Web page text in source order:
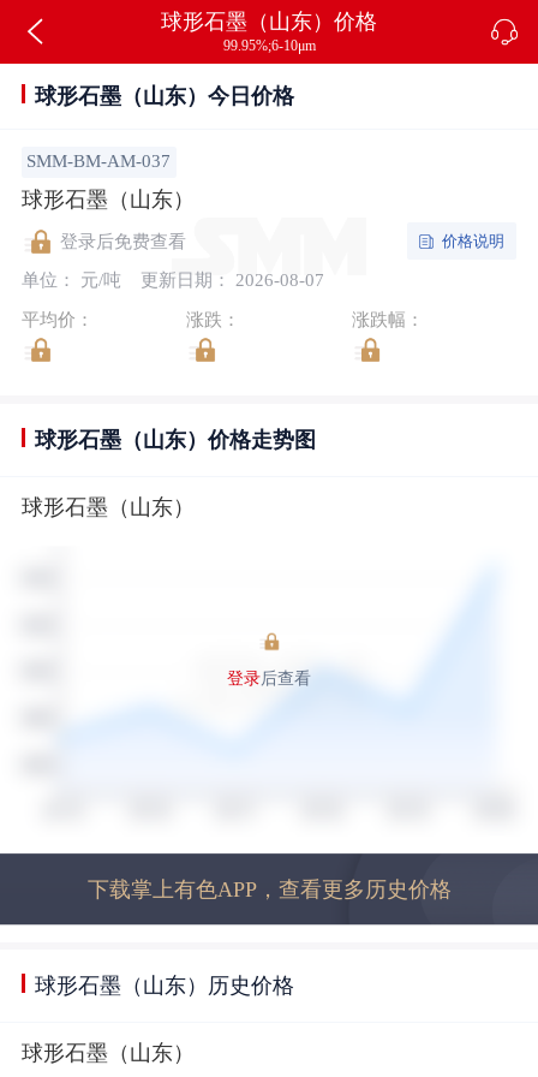
球形石墨（山东）价格
99.95%;6-10μm
球形石墨（山东）今日价格
SMM-BM-AM-037
球形石墨（山东）
登录后免费查看
单位： 元/吨
更新日期： 2026-08-07
价格说明
平均价： 涨跌： 涨跌幅：
球形石墨（山东）价格走势图
球形石墨（山东）
登录后查看
下载掌上有色APP，查看更多历史价格
球形石墨（山东）历史价格
球形石墨（山东）